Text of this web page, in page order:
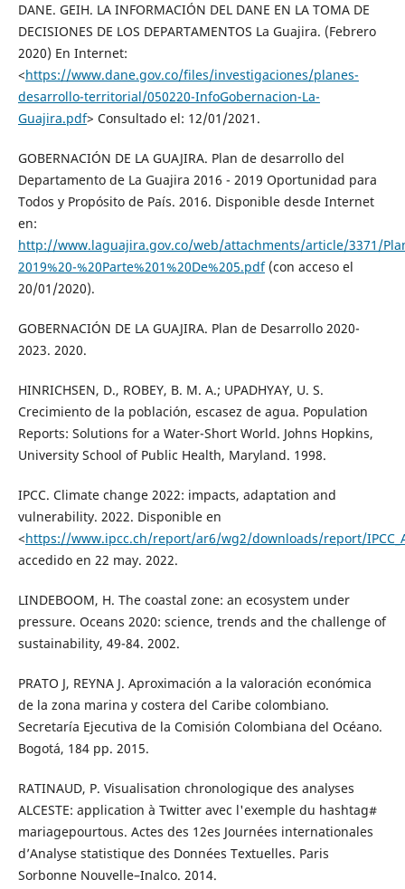
DANE. GEIH. LA INFORMACIÓN DEL DANE EN LA TOMA DE
DECISIONES DE LOS DEPARTAMENTOS La Guajira. (Febrero
2020) En Internet:
<https://www.dane.gov.co/files/investigaciones/planes-
desarrollo-territorial/050220-InfoGobernacion-La-
Guajira.pdf> Consultado el: 12/01/2021.
GOBERNACIÓN DE LA GUAJIRA. Plan de desarrollo del
Departamento de La Guajira 2016 - 2019 Oportunidad para
Todos y Propósito de País. 2016. Disponible desde Internet
en:
http://www.laguajira.gov.co/web/attachments/article/3371/
2019%20-%20Parte%201%20De%205.pdf(con acceso el
20/01/2020).
GOBERNACIÓN DE LA GUAJIRA. Plan de Desarrollo 2020-
2023. 2020.
HINRICHSEN, D., ROBEY, B. M. A.; UPADHYAY, U. S.
Crecimiento de la población, escasez de agua. Population
Reports: Solutions for a Water-Short World. Johns Hopkins,
University School of Public Health, Maryland. 1998.
IPCC. Climate change 2022: impacts, adaptation and
vulnerability. 2022. Disponible en
<https://www.ipcc.ch/report/ar6/wg2/downloads/report/
accedido en 22 may. 2022.
LINDEBOOM, H. The coastal zone: an ecosystem under
pressure. Oceans 2020: science, trends and the challenge of
sustainability, 49-84. 2002.
PRATO J, REYNA J. Aproximación a la valoración económica
de la zona marina y costera del Caribe colombiano.
Secretaría Ejecutiva de la Comisión Colombiana del Océano.
Bogotá, 184 pp. 2015.
RATINAUD, P. Visualisation chronologique des analyses
ALCESTE: application à Twitter avec l'exemple du hashtag#
mariagepourtous. Actes des 12es Journées internationales
d’Analyse statistique des Données Textuelles. Paris
Sorbonne Nouvelle–Inalco. 2014.